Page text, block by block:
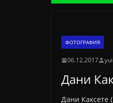
ФОТОГРАФИЯ
06.12.2017
Дани
Дани Каксете